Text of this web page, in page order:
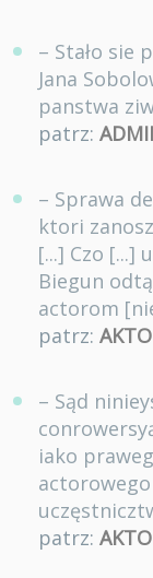
– Stało sie
Jana
panstwa
patrz:
– Sprawa
ktori
[...] Czo [...]
Biegun
actorom
patrz:
– Sąd
iako
patrz: